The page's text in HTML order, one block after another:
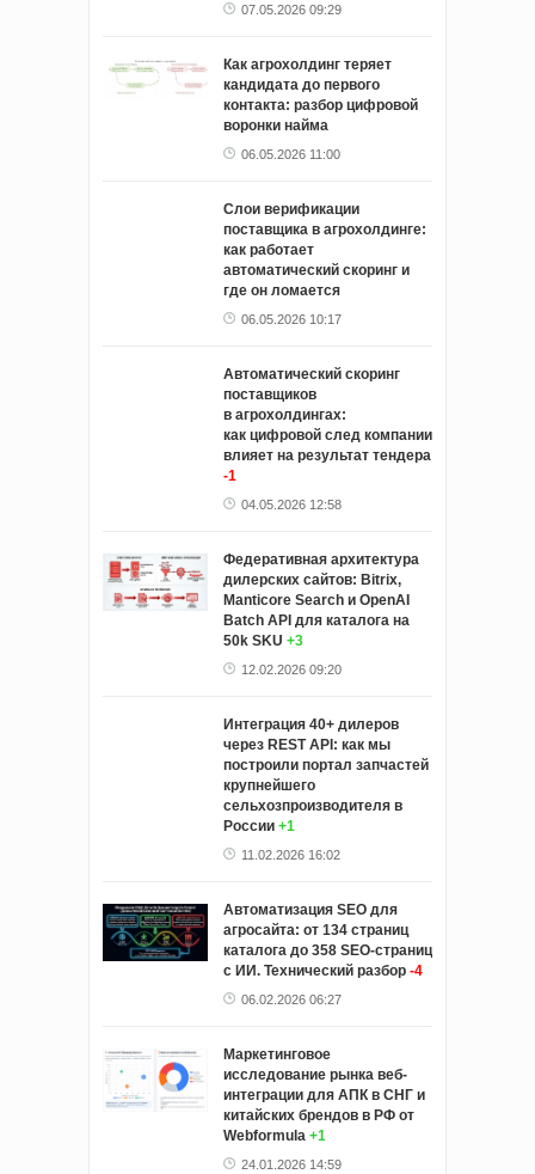
07.05.2026 09:29
Как агрохолдинг теряет
кандидата до первого
контакта: разбор цифровой
воронки найма
06.05.2026 11:00
Слои верификации
поставщика в агрохолдинге:
как работает
автоматический скоринг и
где он ломается
06.05.2026 10:17
Автоматический скоринг
поставщиков
в агрохолдингах:
как цифровой след компании
влияет на результат тендера
-1
04.05.2026 12:58
Федеративная архитектура
дилерских сайтов: Bitrix,
Manticore Search и OpenAI
Batch API для каталога на
50k SKU +3
12.02.2026 09:20
Интеграция 40+ дилеров
через REST API: как мы
построили портал запчастей
крупнейшего
сельхозпроизводителя в
России +1
11.02.2026 16:02
Автоматизация SEO для
агросайта: от 134 страниц
каталога до 358 SEO-страниц
с ИИ. Технический разбор -4
06.02.2026 06:27
Маркетинговое
исследование рынка веб-
интеграции для АПК в СНГ и
китайских брендов в РФ от
Webformula +1
24.01.2026 14:59